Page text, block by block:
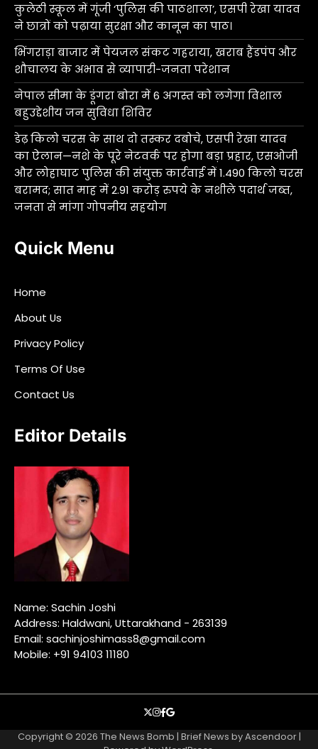
कुलेठी स्कूल में गूंजी ‘पुलिस की पाठशाला’, एसपी रेखा यादव
ने छात्रों को पढ़ाया सुरक्षा और कानून का पाठ।
भिंगराड़ा बाजार में पेयजल संकट गहराया, खराब हैंडपंप और
शौचालय के अभाव से व्यापारी-जनता परेशान
नेपाल सीमा के डूंगरा बोरा में 6 अगस्त को लगेगा विशाल
बहुउद्देशीय जन सुविधा शिविर
डेढ़ किलो चरस के साथ दो तस्कर दबोचे, एसपी रेखा यादव
का ऐलान—नशे के पूरे नेटवर्क पर होगा बड़ा प्रहार, एसओजी
और लोहाघाट पुलिस की संयुक्त कार्रवाई में 1.490 किलो चरस
बरामद; सात माह में 2.91 करोड़ रुपये के नशीले पदार्थ जब्त,
जनता से मांगा गोपनीय सहयोग
Quick Menu
Home
About Us
Privacy Policy
Terms Of Use
Contact Us
Editor Details
Name: Sachin Joshi
Address: Haldwani, Uttarakhand - 263139
Email: sachinjoshimass8@gmail.com
Mobile: +91 94103 11180
Xinstagram
facebook
google
Copyright © 2026 The News Bomb | Brief News byAscendoor|